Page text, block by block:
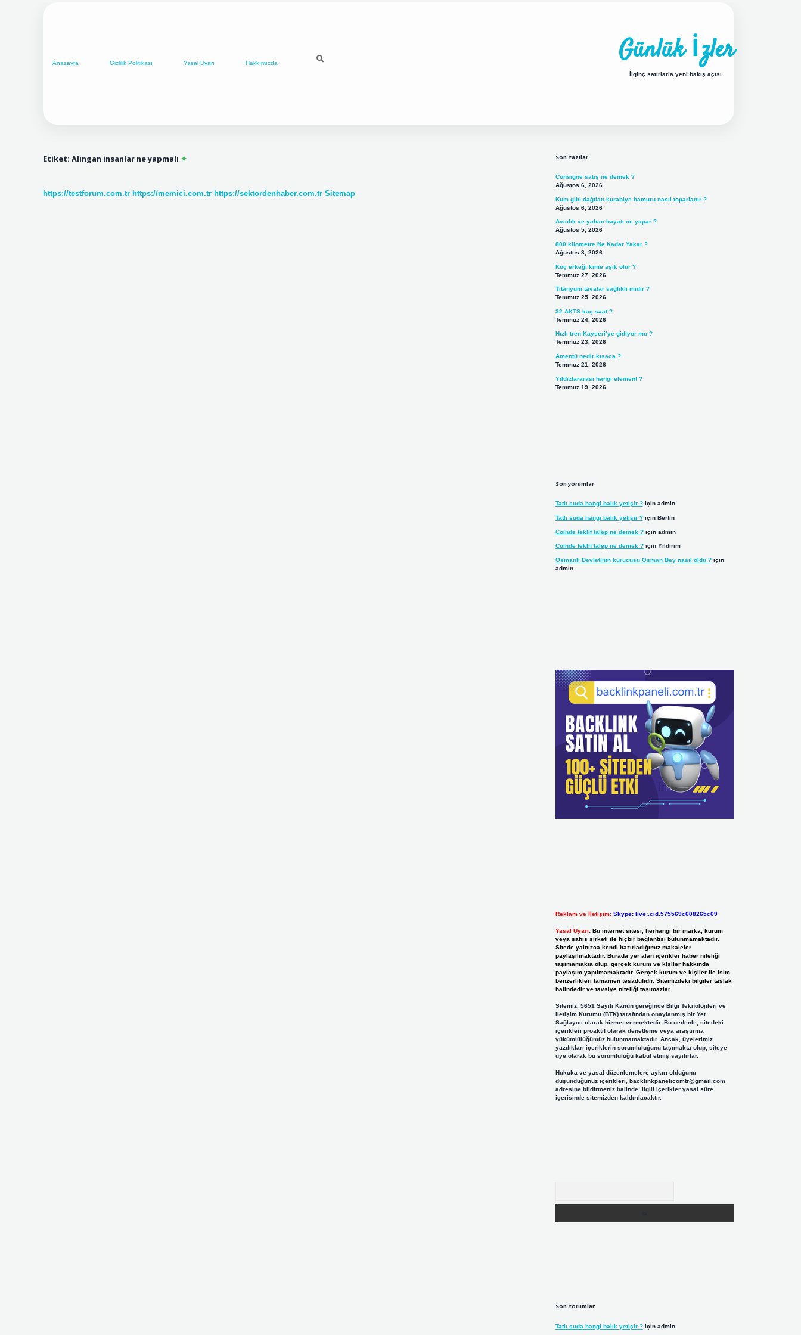
Anasayfa Gizlilik Politikası Yasal Uyarı Hakkımızda Günlük İzler
İlginç satırlarla yeni bakış açısı.
Etiket: Alıngan insanlar ne yapmalı
https://testforum.com.tr https://memici.com.tr https://sektordenhaber.com.tr Sitemap
Son Yazılar
Consigne satış ne demek ?
Ağustos 6, 2026
Kum gibi dağılan kurabiye hamuru nasıl toparlanır ?
Ağustos 6, 2026
Avcılık ve yaban hayatı ne yapar ?
Ağustos 5, 2026
800 kilometre Ne Kadar Yakar ?
Ağustos 3, 2026
Koç erkeği kime aşık olur ?
Temmuz 27, 2026
Titanyum tavalar sağlıklı mıdır ?
Temmuz 25, 2026
32 AKTS kaç saat ?
Temmuz 24, 2026
Hızlı tren Kayseri’ye gidiyor mu ?
Temmuz 23, 2026
Amentü nedir kısaca ?
Temmuz 21, 2026
Yıldızlararası hangi element ?
Temmuz 19, 2026
Son yorumlar
Tatlı suda hangi balık yetişir ?için admin
Tatlı suda hangi balık yetişir ?için Berfin
Coinde teklif talep ne demek ?için admin
Coinde teklif talep ne demek ?için Yıldırım
Osmanlı Devletinin kurucusu Osman Bey nasıl öldü ?için
admin
Reklam ve İletişim: Skype: live:.cid.575569c608265c69
Yasal Uyarı: Bu internet sitesi, herhangi bir marka, kurum
veya şahıs şirketi ile hiçbir bağlantısı bulunmamaktadır.
Sitede yalnızca kendi hazırladığımız makaleler
paylaşılmaktadır. Burada yer alan içerikler haber niteliği
taşımamakta olup, gerçek kurum ve kişiler hakkında
paylaşım yapılmamaktadır. Gerçek kurum ve kişiler ile isim
benzerlikleri tamamen tesadüfidir. Sitemizdeki bilgiler taslak
halindedir ve tavsiye niteliği taşımazlar.
Sitemiz, 5651 Sayılı Kanun gereğince Bilgi Teknolojileri ve
İletişim Kurumu (BTK) tarafından onaylanmış bir Yer
Sağlayıcı olarak hizmet vermektedir. Bu nedenle, sitedeki
içerikleri proaktif olarak denetleme veya araştırma
yükümlülüğümüz bulunmamaktadır. Ancak, üyelerimiz
yazdıkları içeriklerin sorumluluğunu taşımakta olup, siteye
üye olarak bu sorumluluğu kabul etmiş sayılırlar.
Hukuka ve yasal düzenlemelere aykırı olduğunu
düşündüğünüz içerikleri, backlinkpanelicomtr@gmail.com
adresine bildirmeniz halinde, ilgili içerikler yasal süre
içerisinde sitemizden kaldırılacaktır.
Son Yorumlar
Tatlı suda hangi balık yetişir ?için admin